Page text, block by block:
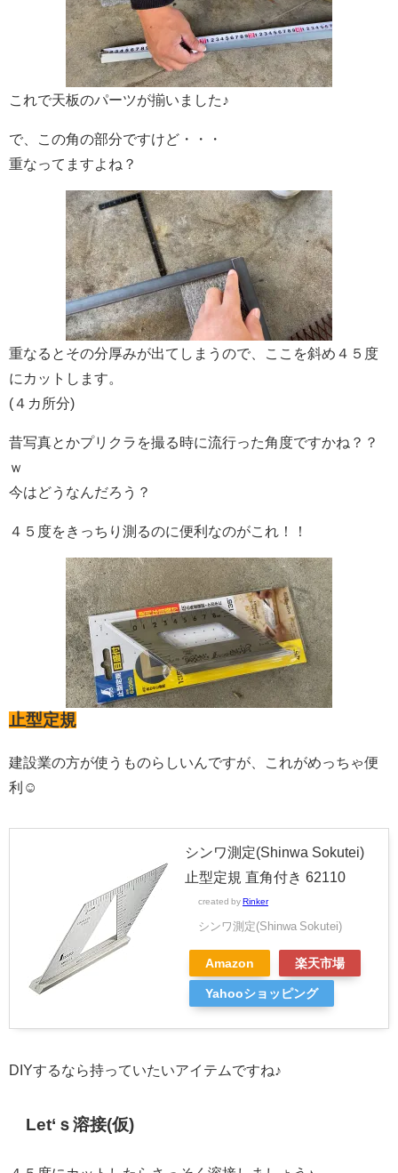
これで天板のパーツが揃いました♪
で、この角の部分ですけど・・・
重なってますよね？
重なるとその分厚みが出てしまうので、ここを斜め４５度
にカットします。
(４カ所分)
昔写真とかプリクラを撮る時に流行った角度ですかね？？
ｗ
今はどうなんだろう？
４５度をきっちり測るのに便利なのがこれ！！
止型定規
建設業の方が使うものらしいんですが、これがめっちゃ便
利☺
シンワ測定(Shinwa Sokutei)
止型定規 直角付き 62110
created by Rinker
シンワ測定(Shinwa Sokutei)
Amazon 楽天市場
Yahooショッピング
DIYするなら持っていたいアイテムですね♪
Let‘ｓ溶接(仮)